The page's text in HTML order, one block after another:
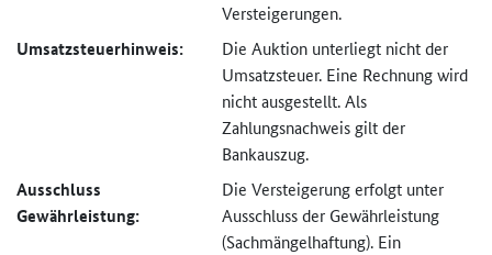
Versteigerungen.
Umsatzsteuer­hinweis:
Die Auktion unterliegt nicht der
Umsatzsteuer. Eine Rechnung wird
nicht ausgestellt. Als
Zahlungsnachweis gilt der
Bankauszug.
Ausschluss
Gewährleistung:
Die Versteigerung erfolgt unter
Ausschluss der Gewährleistung
(Sachmängel­haftung). Ein